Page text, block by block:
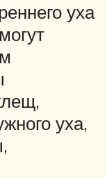
уха
уха,